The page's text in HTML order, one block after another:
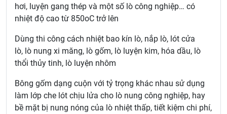
hơi, luyện gang thép và một số lò công nghiệp… có
nhiệt độ cao từ 850oC trở lên
Dùng thi công cách nhiệt bao kín lò, nắp lò, lót cửa
lò, lò nung xi măng, lò gốm, lò luyện kim, hóa dầu, lò
thổi thủy tinh, lò luyện nhôm
Bông gốm dạng cuộn với tỷ trọng khác nhau sử dụng
làm lớp che lót chịu lửa cho lò nung công nghiệp, hay
bề mặt bị nung nóng của lò nhiệt thấp, tiết kiệm chi phí,